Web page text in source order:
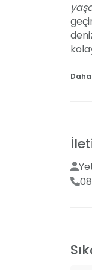
bilgi